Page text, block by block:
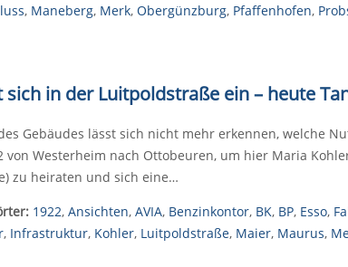
, Maneberg, Merk, Obergünzburg, Pfaffenhofen,
in der Luitpoldstraße ein – heute
Gebäudes lässt sich nicht mehr erkennen, welche
von Westerheim nach Ottobeuren, um hier Maria
zu heiraten und sich eine…
1922, Ansichten, AVIA, Benzinkontor, BK, BP, Esso,
, Infrastruktur, Kohler, Luitpoldstraße, Maier, Maurus,